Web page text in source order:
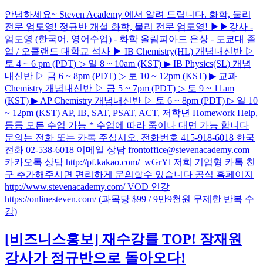
안녕하세요~ Steven Academy 에서 알려 드립니다. 화학, 물리
전문 엄도영! 정규반 개설 화학, 물리 전문 엄도영! ▶▶강사 -
엄도영 (한국어, 영어수업) - 화학 올림피아드 은상 - 도쿄대 졸
업 / 오클랜드 대학교 석사 ▶ IB Chemistry(HL) 개념내신반 ▷
토 4 ~ 6 pm (PDT) ▷ 일 8 ~ 10am (KST) ▶ IB Physics(SL) 개념
내신반 ▷ 금 6 ~ 8pm (PDT) ▷ 토 10 ~ 12pm (KST) ▶ 교과
Chemistry 개념내신반 ▷ 금 5 ~ 7pm (PDT) ▷ 토 9 ~ 11am
(KST) ▶ AP Chemistry 개념내신반 ▷ 토 6 ~ 8pm (PDT) ▷ 일 10
~ 12pm (KST) AP, IB, SAT, PSAT, ACT, 저학년 Homework Help,
등등 모든 수업 가능 * 수업에 따라 줌이나 대면 가능 합니다
문의는 전화 또는 카톡 주십시오. 전화번호 415-918-6018 한국
전화 02-538-6018 이메일 상담 frontoffice@stevenacademy.com
카카오톡 상담 http://pf.kakao.com/_wGrYl 저희 기업형 카톡 친
구 추가해주시면 편리하게 문의할수 있습니다 공식 홈페이지
http://www.stevenacademy.com/ VOD 인강
https://onlinesteven.com/ (과목당 $99 / 9만9천원 무제한 반복 수
강)
[비즈니스홍보] 재수강률 TOP! 장재원
강사가 정규반으로 돌아오다!